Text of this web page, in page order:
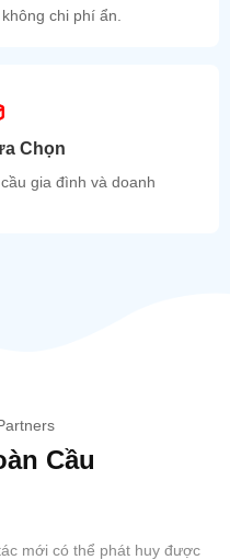
chi phí ẩn.
Chọn
gia đình và doanh
Cầu
mới có thể phát huy được